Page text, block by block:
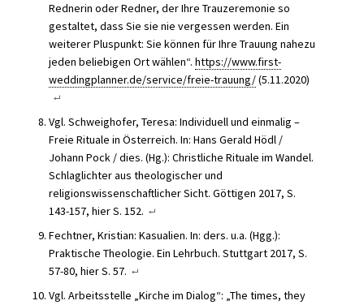
Rednerin oder Redner, der Ihre Trauzeremonie so
gestaltet, dass Sie sie nie vergessen werden. Ein
weiterer Pluspunkt: Sie können für Ihre Trauung nahezu
jeden beliebigen Ort wählen“. https://www.first-
weddingplanner.de/service/freie-trauung/(5.11.2020)
Vgl. Schweighofer, Teresa: Individuell und einmalig –
Freie Rituale in Österreich. In: Hans Gerald Hödl /
Johann Pock / dies. (Hg.): Christliche Rituale im Wandel.
Schlaglichter aus theologischer und
religionswissenschaftlicher Sicht. Göttigen 2017, S.
143-157, hier S. 152.
Fechtner, Kristian: Kasualien. In: ders. u.a. (Hgg.):
Praktische Theologie. Ein Lehrbuch. Stuttgart 2017, S.
57-80, hier S. 57.
Vgl. Arbeitsstelle „Kirche im Dialog“: „The times, they